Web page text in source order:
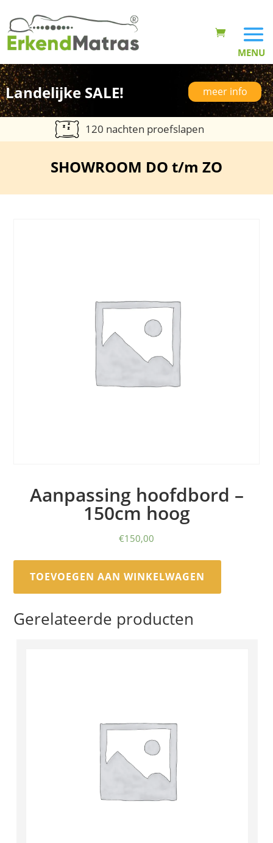
Landelijke SALE! meer info
120 nachten proefslapen
SHOWROOM DO t/m ZO
Aanpassing hoofdbord –
150cm hoog
€150,00
TOEVOEGEN AAN WINKELWAGEN
Gerelateerde producten